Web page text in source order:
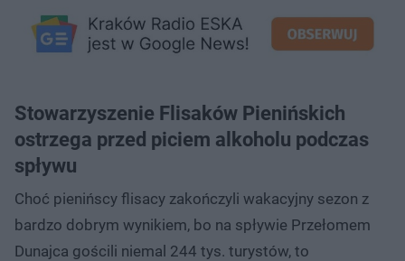
Stowarzyszenie Flisaków Pienińskich
ostrzega przed piciem alkoholu podczas
spływu
Choć pienińscy flisacy zakończyli wakacyjny sezon z
bardzo dobrym wynikiem, bo na spływie Przełomem
Dunajca gościli niemal 244 tys. turystów, to